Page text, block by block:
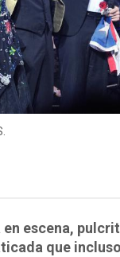
escena,
que